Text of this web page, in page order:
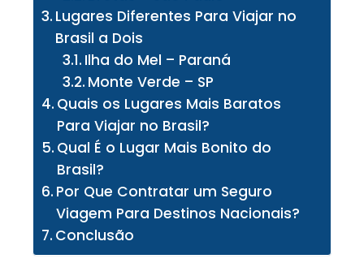
Lugares Diferentes Para Viajar no
Brasil a Dois
Ilha do Mel – Paraná
Monte Verde – SP
Quais os Lugares Mais Baratos
Para Viajar no Brasil?
Qual É o Lugar Mais Bonito do
Brasil?
Por Que Contratar um Seguro
Viagem Para Destinos Nacionais?
Conclusão